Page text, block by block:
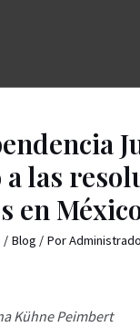
a las
en
/ Blog / Por
Kühne Peimbert